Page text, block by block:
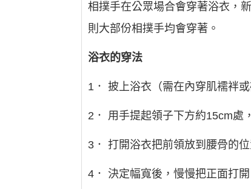
相撲手在公眾場合會穿著浴衣，
則大部份相撲手均會穿著。
浴衣的穿法
1． 披上浴衣（需在內穿肌襦袢
2． 用手提起領子下方約15cm處
3． 打開浴衣把前領放到腰骨的
4． 決定幅寬後，慢慢把正面打